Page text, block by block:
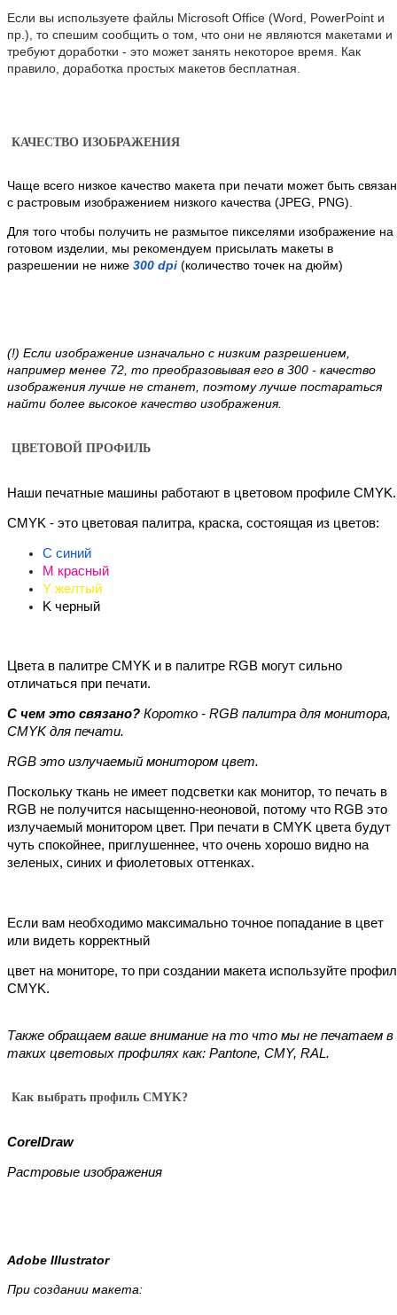
Если вы используете файлы Microsoft Office (Word, PowerPoint и
пр.), то спешим сообщить о том, что они не являются макетами и
требуют доработки - это может занять некоторое время. Как
правило, доработка простых макетов бесплатная.
КАЧЕСТВО ИЗОБРАЖЕНИЯ
Чаще всего низкое качество макета при печати может быть
с растровым изображением низкого качества (JPEG, PNG).
Для того чтобы получить не размытое пикселями изображение на
готовом изделии, мы рекомендуем присылать макеты в
разрешении не ниже 300 dpi (количество точек на дюйм)
(!) Если изображение изначально с низким разрешением,
например менее 72, то преобразовывая его в 300 - качество
изображения лучше не станет, поэтому лучше постараться
найти более высокое качество изображения.
ЦВЕТОВОЙ ПРОФИЛЬ
Наши печатные машины работают в цветовом профиле CMYK.
CMYK - это цветовая палитра, краска, состоящая из цветов:
C синий
M красный
Y желтый
K черный
Цвета в палитре CMYK и в палитре RGB могут сильно
отличаться при печати.
С чем это связано? Коротко - RGB палитра для монитора,
CMYK для печати.
RGB это излучаемый монитором цвет.
Поскольку ткань не имеет подсветки как монитор, то печать в
RGB не получится насыщенно-неоновой, потому что RGB это
излучаемый монитором цвет. При печати в CMYK цвета будут
чуть спокойнее, приглушеннее, что очень хорошо видно на
зеленых, синих и фиолетовых оттенках.
Если вам необходимо максимально точное попадание в цвет
или видеть корректный
цвет на мониторе, то при создании макета используйте
CMYK.
Также обращаем ваше внимание на то что мы не печатаем в
таких цветовых профилях как: Pantone, CMY, RAL.
Как выбрать профиль CMYK?
CorelDraw
Растровые изображения
Adobe Illustrator
При создании макета: